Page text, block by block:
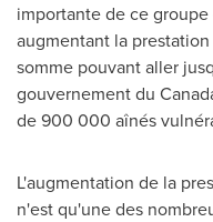
importante de ce
augmentant la
somme pouvant aller
gouvernement du
de 900 000 aînés
L'augmentation de la
n'est qu'une des